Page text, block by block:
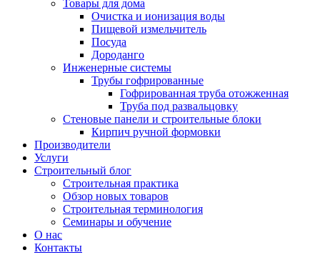
Товары для дома
Очистка и ионизация воды
Пищевой измельчитель
Посуда
Дороданго
Инженерные системы
Трубы гофрированные
Гофрированная труба отожженная
Труба под развальцовку
Стеновые панели и строительные блоки
Кирпич ручной формовки
Производители
Услуги
Строительный блог
Строительная практика
Обзор новых товаров
Строительная терминология
Семинары и обучение
О нас
Контакты